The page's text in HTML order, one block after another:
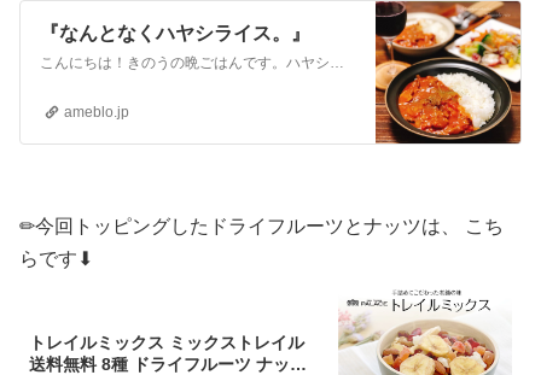
『なんとなくハヤシライス。』
こんにちは！きのうの晩ごはんです。ハヤシライス…何気に作ったことがなかったので作ってみました。思えば、お店で食べた事がないので、ハヤシライスの正解がわからない…
ameblo.jp
✏︎今回トッピングしたドライフルーツとナッツは、 こち
らです⬇︎
トレイルミックス ミックストレイル
送料無料 8種 ドライフルーツ ナッツ